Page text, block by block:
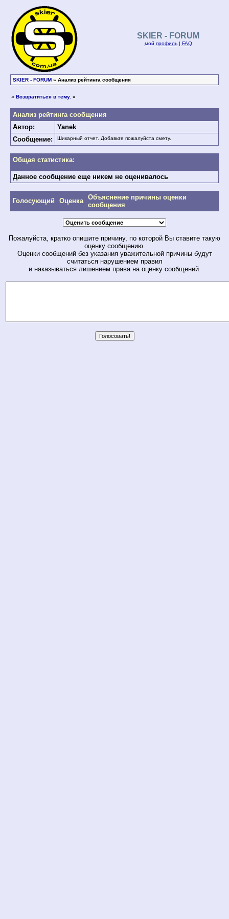
SKIER - FORUM
мой профиль| FAQ
SKIER - FORUM » Анализ рейтинга сообщения
« Возвратиться в тему. »
Анализ рейтинга сообщения
Автор:
Yanek
Сообщение:
Шикарный отчет. Добавьте пожалуйста смету.
Общая статистика:
Данное сообщение еще никем не оценивалось
Голосующий Оценка Объяснение причины оценки
сообщения
Пожалуйста, кратко опишите причину, по которой Вы ставите такую
оценку сообщению.
Оценки сообщений без указания уважительной причины будут
считаться нарушением правил
и наказываться лишением права на оценку сообщений.